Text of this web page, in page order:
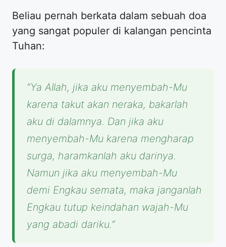
Beliau pernah berkata dalam sebuah doa
yang sangat populer di kalangan pencinta
Tuhan:
“Ya Allah, jika aku menyembah-Mu
karena takut akan neraka, bakarlah
aku di dalamnya. Dan jika aku
menyembah-Mu karena mengharap
surga, haramkanlah aku darinya.
Namun jika aku menyembah-Mu
demi Engkau semata, maka janganlah
Engkau tutup keindahan wajah-Mu
yang abadi dariku.”